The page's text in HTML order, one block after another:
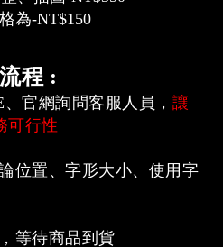
為-NT$150
程 :
官網詢問客服人員， 讓
可行性
位置、字形大小、使用字
等待商品到貨